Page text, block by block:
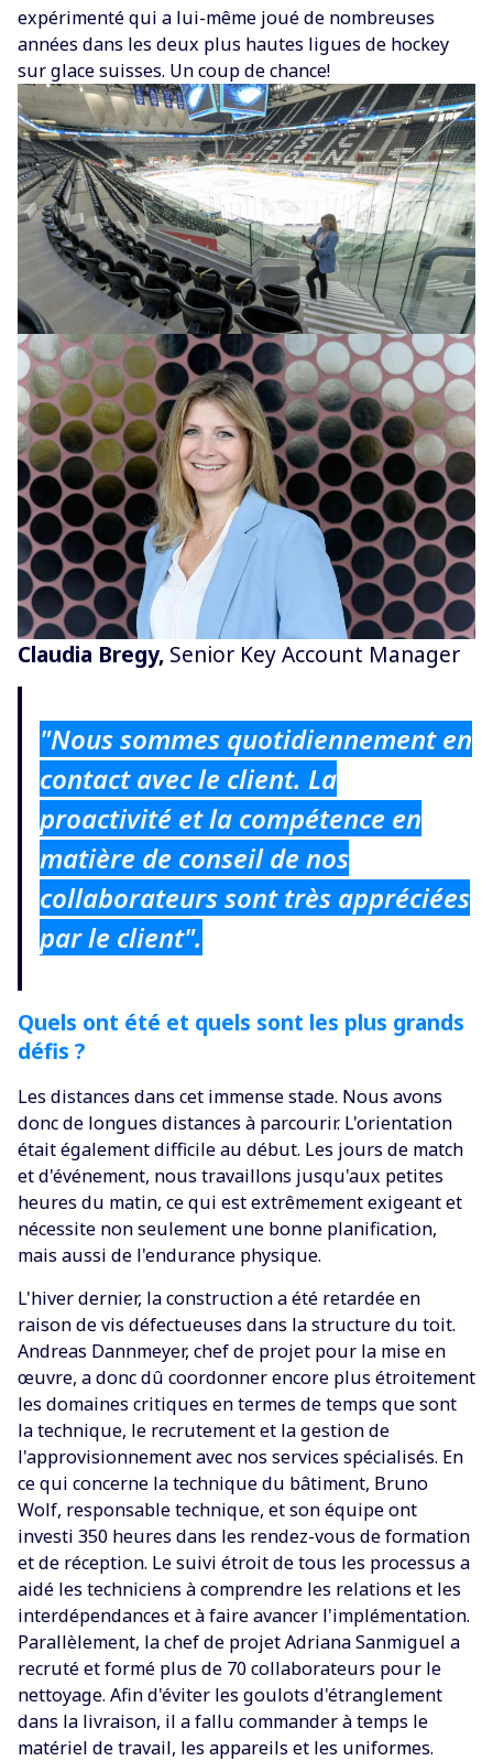
expérimenté qui a lui-même joué de nombreuses
années dans les deux plus hautes ligues de hockey
sur glace suisses. Un coup de chance!
Claudia Bregy, Senior Key Account Manager
"Nous sommes quotidiennement en
contact avec le client. La
proactivité et la compétence en
matière de conseil de nos
collaborateurs sont très appréciées
par le client".
Quels ont été et quels sont les plus grands
défis ?
Les distances dans cet immense stade. Nous avons
donc de longues distances à parcourir. L'orientation
était également difficile au début. Les jours de match
et d'événement, nous travaillons jusqu'aux petites
heures du matin, ce qui est extrêmement exigeant et
nécessite non seulement une bonne planification,
mais aussi de l'endurance physique.
L'hiver dernier, la construction a été retardée en
raison de vis défectueuses dans la structure du toit.
Andreas Dannmeyer, chef de projet pour la mise en
œuvre, a donc dû coordonner encore plus étroitement
les domaines critiques en termes de temps que sont
la technique, le recrutement et la gestion de
l'approvisionnement avec nos services spécialisés. En
ce qui concerne la technique du bâtiment, Bruno
Wolf, responsable technique, et son équipe ont
investi 350 heures dans les rendez-vous de formation
et de réception. Le suivi étroit de tous les processus a
aidé les techniciens à comprendre les relations et les
interdépendances et à faire avancer l'implémentation.
Parallèlement, la chef de projet Adriana Sanmiguel a
recruté et formé plus de 70 collaborateurs pour le
nettoyage. Afin d'éviter les goulots d'étranglement
dans la livraison, il a fallu commander à temps le
matériel de travail, les appareils et les uniformes.